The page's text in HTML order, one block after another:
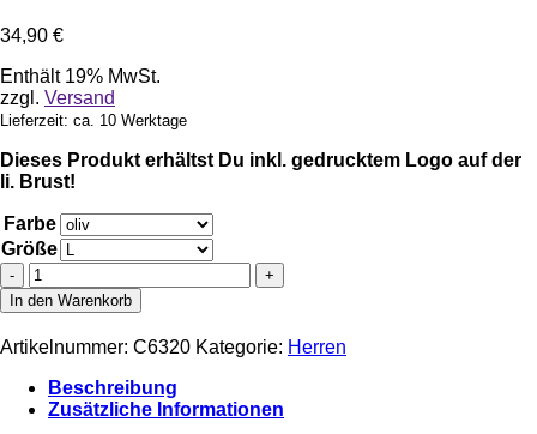
34,90 €
Enthält 19% MwSt.
zzgl. Versand
Lieferzeit: ca. 10 Werktage
Dieses Produkt erhältst Du inkl. gedrucktem Logo auf der
li. Brust!
Farbe
Größe
JAKO®
Bio
Polo
Herren
-
Logo
gedruckt
Menge
In den Warenkorb
Artikelnummer: C6320 Kategorie: Herren
Beschreibung
Zusätzliche Informationen